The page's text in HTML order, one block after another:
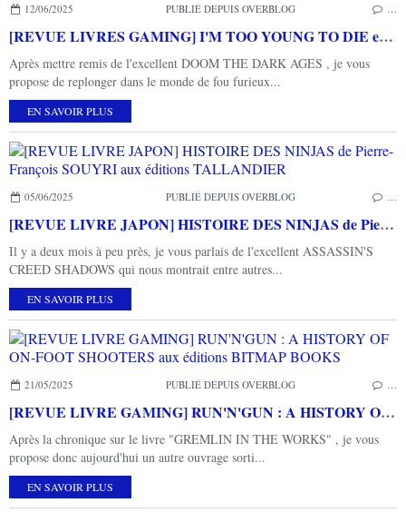
12/06/2025 PUBLIÉ DEPUIS OVERBLOG
[REVUE LIVRES GAMING] I'M TOO YOUNG TO DIE et HURT ME PLENTY aux éditions BITMAP BOOKS
Après mettre remis de l'excellent DOOM THE DARK AGES , je vous
propose de replonger dans le monde de fou furieux...
EN SAVOIR PLUS
05/06/2025 PUBLIÉ DEPUIS OVERBLOG
[REVUE LIVRE JAPON] HISTOIRE DES NINJAS de Pierre-François SOUYRI aux éditions TALLANDIER
Il y a deux mois à peu près, je vous parlais de l'excellent ASSASSIN'S
CREED SHADOWS qui nous montrait entre autres...
EN SAVOIR PLUS
21/05/2025 PUBLIÉ DEPUIS OVERBLOG
[REVUE LIVRE GAMING] RUN'N'GUN : A HISTORY OF ON-FOOT SHOOTERS aux éditions BITMAP BOOKS
Après la chronique sur le livre "GREMLIN IN THE WORKS" , je vous
propose donc aujourd'hui un autre ouvrage sorti...
EN SAVOIR PLUS